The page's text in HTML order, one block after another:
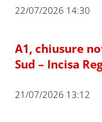
22/07/2026 14:30
A1, chiusure
Sud – Incisa
21/07/2026 13:12